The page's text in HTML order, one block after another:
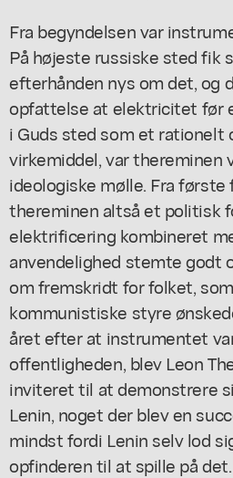
Fra begyndelsen var
På højeste russiske sted fik
efterhånden nys om det, og
opfattelse at elektricitet før
i Guds sted som et
virkemiddel, var thereminen
ideologiske mølle. Fra
thereminen altså et politisk
elektrificering kombineret
anvendelighed stemte godt
om fremskridt for folket,
kommunistiske styre
året efter at instrumentet
offentligheden, blev Leon
inviteret til at demonstrere
Lenin, noget der blev en
mindst fordi Lenin selv lod
opfinderen til at spille på det.